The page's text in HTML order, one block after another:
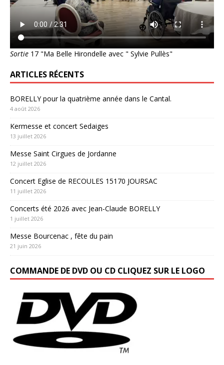
Sortie 17 "Ma Belle Hirondelle avec " Sylvie Pullès"
ARTICLES RÉCENTS
BORELLY pour la quatrième année dans le Cantal.
4 août 2026
Kermesse et concert Sedaiges
13 juillet 2026
Messe Saint Cirgues de Jordanne
12 juillet 2026
Concert Eglise de RECOULES 15170 JOURSAC
11 juillet 2026
Concerts été 2026 avec Jean-Claude BORELLY
1 juillet 2026
Messe Bourcenac , fête du pain
21 juin 2026
COMMANDE DE DVD OU CD CLIQUEZ SUR LE LOGO